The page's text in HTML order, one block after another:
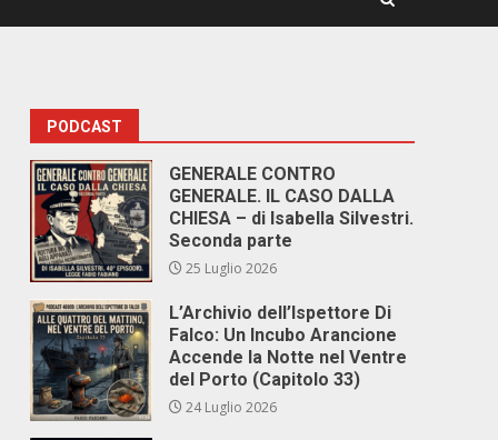
PODCAST
GENERALE CONTRO
GENERALE. IL CASO DALLA
CHIESA – di Isabella Silvestri.
Seconda parte
25 Luglio 2026
L’Archivio dell’Ispettore Di
Falco: Un Incubo Arancione
Accende la Notte nel Ventre
del Porto (Capitolo 33)
24 Luglio 2026